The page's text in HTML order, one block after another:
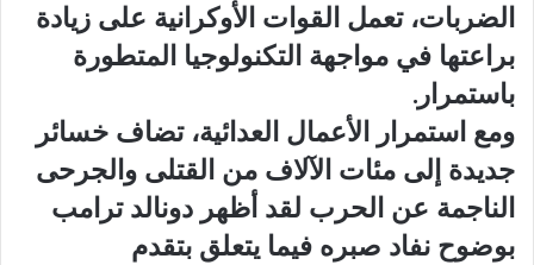
الضربات، تعمل القوات الأوكرانية على زيادة
براعتها في مواجهة التكنولوجيا المتطورة
باستمرار.
ومع استمرار الأعمال العدائية، تضاف خسائر
جديدة إلى مئات الآلاف من القتلى والجرحى
الناجمة عن الحرب لقد أظهر دونالد ترامب
بوضوح نفاد صبره فيما يتعلق بتقدم